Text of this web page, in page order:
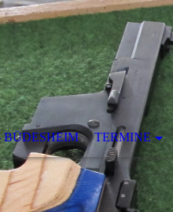
BÜDESHEIM TERMINE